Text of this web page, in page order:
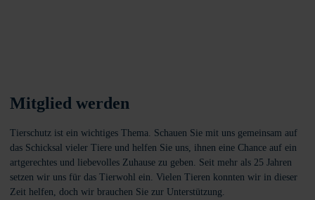
Mitglied werden
Tierschutz ist ein wichtiges Thema. Schauen Sie mit uns gemeinsam auf
das Schicksal vieler Tiere und helfen Sie uns, ihnen eine Chance auf ein
artgerechtes und liebevolles Zuhause zu geben. Seit mehr als 25 Jahren
setzen wir uns für das Tierwohl ein. Vielen Tieren konnten wir in dieser
Zeit helfen, doch wir brauchen Sie zur Unterstützung.